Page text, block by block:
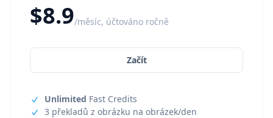
$8.9/měsíc, účtováno ročně
Začít
Unlimited Fast Credits
3 překladů z obrázku na obrázek/den